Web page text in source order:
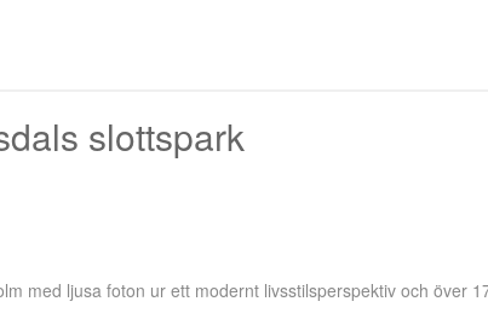
slottspark
med ljusa foton ur ett modernt livsstilsperspektiv och över